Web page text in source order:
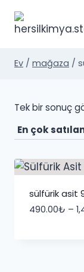
geç
Ev / mağaza /
Tek bir sonuç
sülfürik asit
490.00₺ –